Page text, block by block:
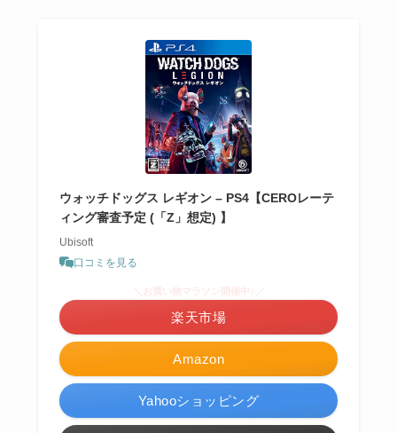
ウォッチドッグス レギオン – PS4【CEROレーテ
ィング審査予定 (「Z」想定) 】
Ubisoft
口コミを見る
Amazon
楽天市場
Yahooショッピング